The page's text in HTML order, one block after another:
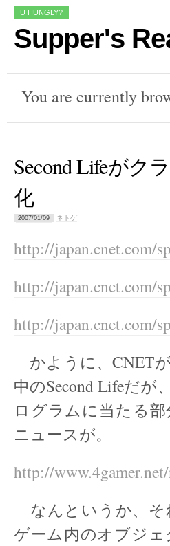
U HUNGLY?
Supper's
You are currently
Second Lifeがク
化
2007/01/09 ネトゲ
http://japan.cnet.com/
http://japan.cnet.com/
http://japan.cnet.com/
かように、CNET
中のSecond Lifeだ
ログラムに当たる
ニュースが。
http://
なんというか、そ
ゲーム内のオブジ